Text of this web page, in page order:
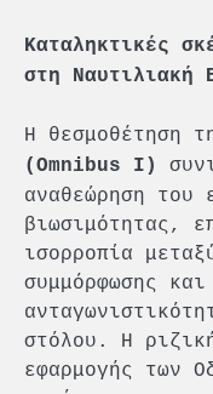
Καταληκτικές
στη Ναυτιλιακή
Η θεσμοθέτηση
(Omnibus I)
αναθεώρηση του
βιωσιμότητας,
ισορροπία
συμμόρφωσης και
στόλου. Η
εφαρμογής των